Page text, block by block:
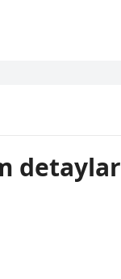
detaylar